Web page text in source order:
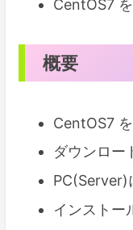
CentOS7
概要
CentOS7
ダウンロー
PC(Server)
インストー